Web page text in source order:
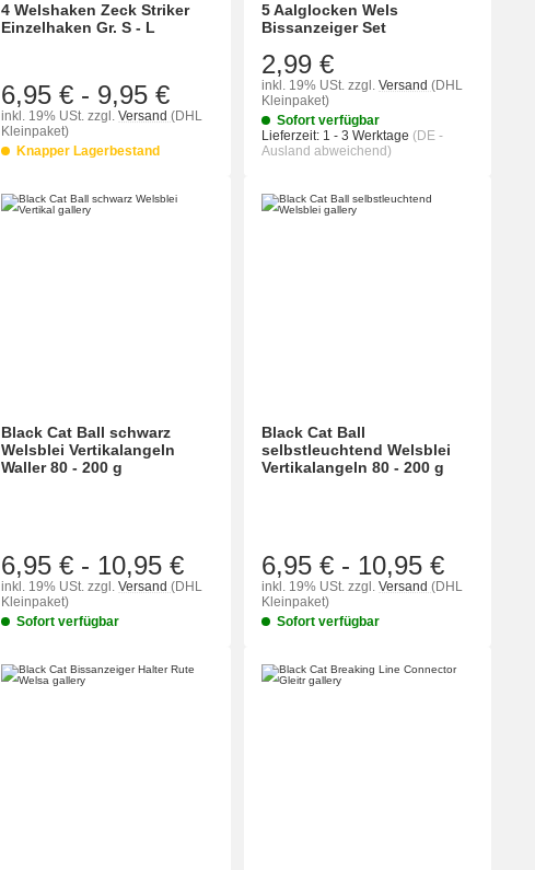
4 Welshaken Zeck Striker
Einzelhaken Gr. S - L
6,95 € - 9,95 €
inkl. 19% USt. zzgl. Versand (DHL
Kleinpaket)
Knapper Lagerbestand
5 Aalglocken Wels
Bissanzeiger Set
2,99 €
inkl. 19% USt. zzgl. Versand (DHL
Kleinpaket)
Sofort verfügbar
Lieferzeit: 1 - 3 Werktage (DE -
Ausland abweichend)
Black Cat Ball schwarz
Welsblei Vertikalangeln
Waller 80 - 200 g
6,95 € - 10,95 €
inkl. 19% USt. zzgl. Versand (DHL
Kleinpaket)
Sofort verfügbar
Black Cat Ball
selbstleuchtend Welsblei
Vertikalangeln 80 - 200 g
6,95 € - 10,95 €
inkl. 19% USt. zzgl. Versand (DHL
Kleinpaket)
Sofort verfügbar